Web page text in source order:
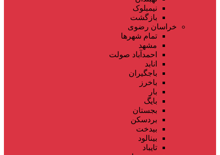
نیمبلوک
بازگشت
خراسان رضوی
تمام شهر‌ها
مشهد
احمدآباد صولت
انابد
باجگیران
باخرز
بار
بایگ
بجستان
بردسکن
بیدخت
بینالود
تایباد